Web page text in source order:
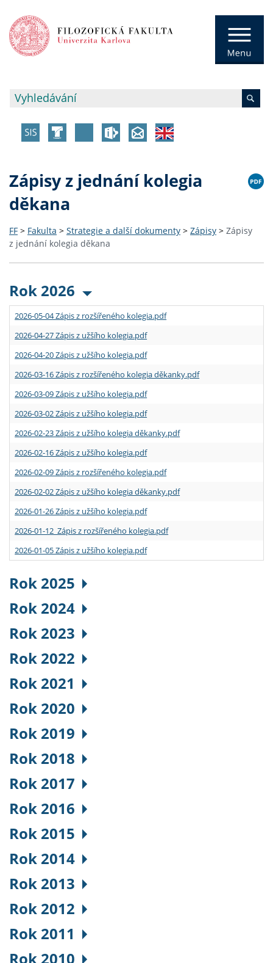
Zápisy z jednání kolegia
děkana
FF > Fakulta > Strategie a další dokumenty > Zápisy > Zápisy
z jednání kolegia děkana
Rok 2026
2026-05-04 Zápis z rozšířeného kolegia.pdf
2026-04-27 Zápis z užšího kolegia.pdf
2026-04-20 Zápis z užšího kolegia.pdf
2026-03-16 Zápis z rozšířeného kolegia děkanky.pdf
2026-03-09 Zápis z užšího kolegia.pdf
2026-03-02 Zápis z užšího kolegia.pdf
2026-02-23 Zápis z užšího kolegia děkanky.pdf
2026-02-16 Zápis z užšího kolegia.pdf
2026-02-09 Zápis z rozšířeného kolegia.pdf
2026-02-02 Zápis z užšího kolegia děkanky.pdf
2026-01-26 Zápis z užšího kolegia.pdf
2026-01-12 Zápis z rozšířeného kolegia.pdf
2026-01-05 Zápis z užšího kolegia.pdf
Rok 2025
Rok 2024
Rok 2023
Rok 2022
Rok 2021
Rok 2020
Rok 2019
Rok 2018
Rok 2017
Rok 2016
Rok 2015
Rok 2014
Rok 2013
Rok 2012
Rok 2011
Rok 2010